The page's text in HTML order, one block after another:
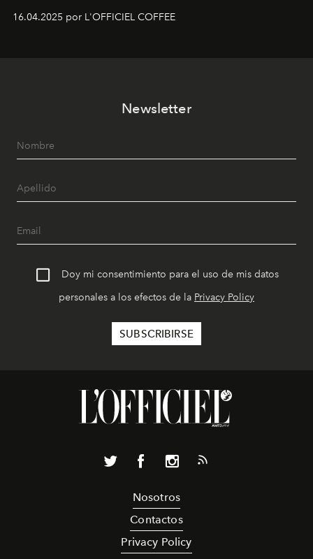
16.04.2025 por L'OFFICIEL COFFEE
Newsletter
Doy mi consentimiento para el uso de mis datos
personales a los efectos de la Privacy Policy
Nosotros
Contactos
Privacy Policy